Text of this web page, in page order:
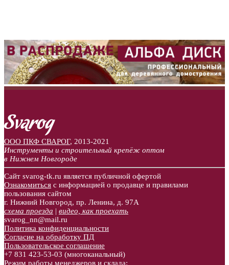
ООО ПКФ СВАРОГ, 2013-2021
Инструменты и строительный крепёж оптом
в Нижнем Новгороде
Сайт svarog-tk.ru является публичной офертой
Ознакомиться с информацией о продавце и правилами
пользования сайтом
г. Нижний Новгород, пр. Ленина, д. 97А
схема проезда | видео, как проехать
svarog_nn@mail.ru
Политика конфиденциальности
Согласие на обработку ПД
Пользовательское соглашение
+7 831 423-53-03 (многоканальный)
Режим работы менеджеров и склада: